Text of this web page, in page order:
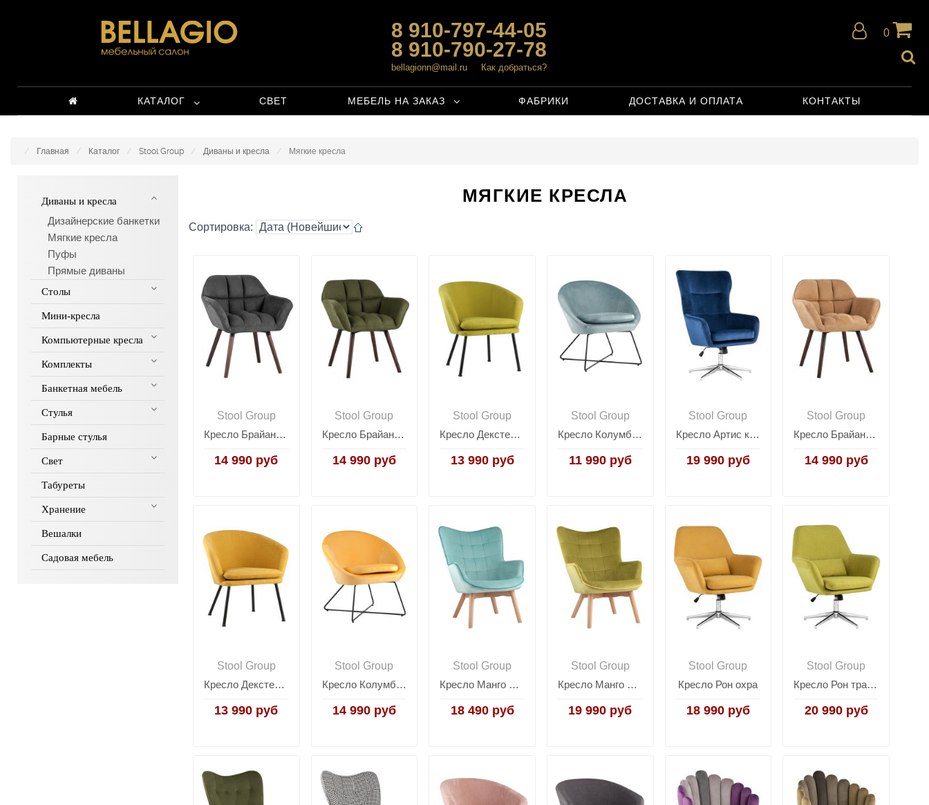
8 910-797-44-05
8 910-790-27-78
bellagionn@mail.ru Как добраться?
0
КАТАЛОГ СВЕТ МЕБЕЛЬ НА ЗАКАЗ ФАБРИКИ ДОСТАВКА И ОПЛАТА КОНТАКТЫ
Главная Каталог Stool Group Диваны и кресла Мягкие кресла
Диваны и кресла
Дизайнерские банкетки
Мягкие кресла
Пуфы
Прямые диваны
Столы
Мини-кресла
Компьютерные кресла
Комплекты
Банкетная мебель
Стулья
Барные стулья
Свет
Табуреты
Хранение
Вешалки
Садовая мебель
МЯГКИЕ КРЕСЛА
Сортировка:
Stool Group
Кресло Брайан темно-серое
14 990 руб
Stool Group
Кресло Брайан хаки
14 990 руб
Stool Group
Кресло Декстер травяное
13 990 руб
Stool Group
Кресло Колумбия пыльно-голубое
11 990 руб
Stool Group
Кресло Артис королевский синий
19 990 руб
Stool Group
Кресло Брайан бежевый
14 990 руб
Stool Group
Кресло Декстер охра
13 990 руб
Stool Group
Кресло Колумбия оранжевое
14 990 руб
Stool Group
Кресло Манго мятный
18 490 руб
Stool Group
Кресло Манго оливковый
19 990 руб
Stool Group
Кресло Рон охра
18 990 руб
Stool Group
Кресло Рон травяной
20 990 руб